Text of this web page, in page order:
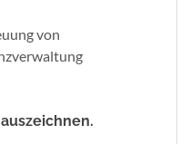
von